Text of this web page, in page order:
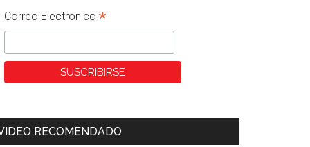
Correo Electronico *
RECOMENDADO